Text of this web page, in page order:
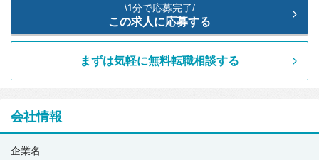
まずは気軽に無料転職相談する
\1分で応募完了/
この求人に応募する
会社情報
企業名